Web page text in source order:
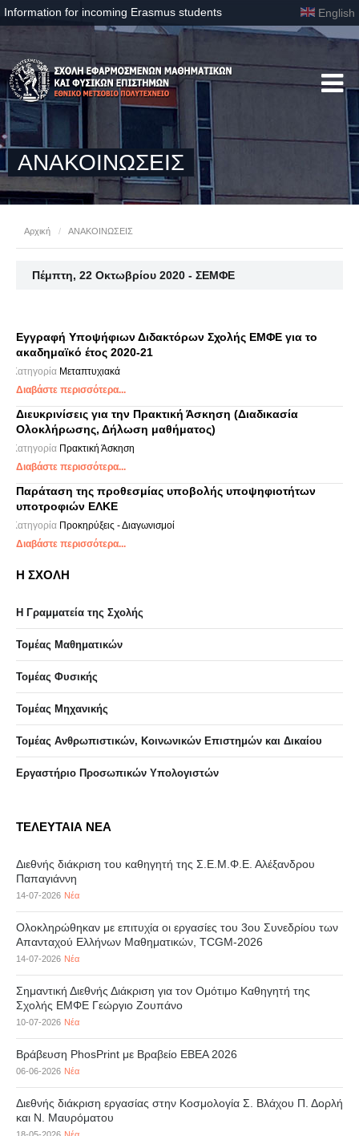
Information for incoming Erasmus students English
ΑΝΑΚΟΙΝΩΣΕΙΣ
Αρχική / ΑΝΑΚΟΙΝΩΣΕΙΣ
Πέμπτη, 22 Οκτωβρίου 2020 - ΣΕΜΦΕ
Εγγραφή Υποψήφιων Διδακτόρων Σχολής ΕΜΦΕ για το
ακαδημαϊκό έτος 2020-21
Κατηγορία Μεταπτυχιακά
Διαβάστε περισσότερα...
Διευκρινίσεις για την Πρακτική Άσκηση (Διαδικασία
Ολοκλήρωσης, Δήλωση μαθήματος)
Κατηγορία Πρακτική Άσκηση
Διαβάστε περισσότερα...
Παράταση της προθεσμίας υποβολής υποψηφιοτήτων
υποτροφιών ΕΛΚΕ
Κατηγορία Προκηρύξεις - Διαγωνισμοί
Διαβάστε περισσότερα...
Η ΣΧΟΛΗ
Η Γραμματεία της Σχολής
Τομέας Μαθηματικών
Τομέας Φυσικής
Τομέας Μηχανικής
Τομέας Ανθρωπιστικών, Κοινωνικών Επιστημών και Δικαίου
Eργαστήριo Προσωπικών Υπολογιστών
ΤΕΛΕΥΤΑΙΑ ΝΕΑ
Διεθνής διάκριση του καθηγητή της Σ.Ε.Μ.Φ.Ε. Αλέξανδρου
Παπαγιάννη
14-07-2026 Νέα
Ολοκληρώθηκαν με επιτυχία οι εργασίες του 3ου Συνεδρίου των
Απανταχού Ελλήνων Μαθηματικών, TCGM-2026
14-07-2026 Νέα
Σημαντική Διεθνής Διάκριση για τον Ομότιμο Καθηγητή της
Σχολής ΕΜΦΕ Γεώργιο Ζουπάνο
10-07-2026 Νέα
Βράβευση PhosPrint με Βραβείο ΕΒΕΑ 2026
06-06-2026 Νέα
Διεθνής διάκριση εργασίας στην Κοσμολογία Σ. Βλάχου Π. Δορλή
και Ν. Μαυρόματου